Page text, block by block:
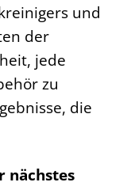
und
der
jede
zu
die
nächstes